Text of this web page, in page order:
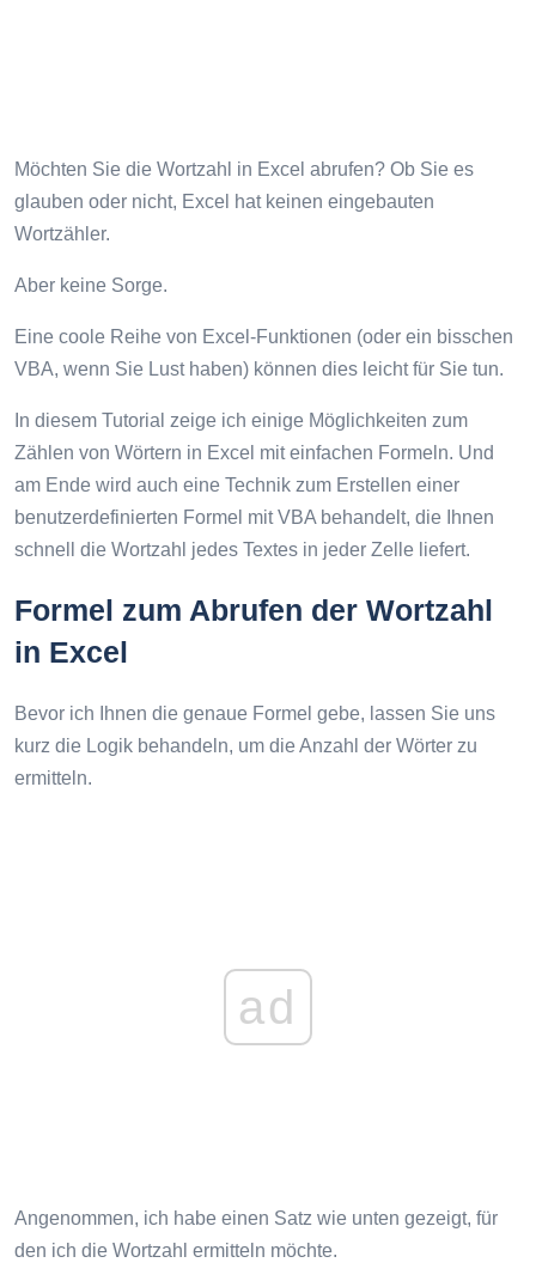
Möchten Sie die Wortzahl in Excel abrufen? Ob Sie es
glauben oder nicht, Excel hat keinen eingebauten
Wortzähler.
Aber keine Sorge.
Eine coole Reihe von Excel-Funktionen (oder ein bisschen
VBA, wenn Sie Lust haben) können dies leicht für Sie tun.
In diesem Tutorial zeige ich einige Möglichkeiten zum
Zählen von Wörtern in Excel mit einfachen Formeln. Und
am Ende wird auch eine Technik zum Erstellen einer
benutzerdefinierten Formel mit VBA behandelt, die Ihnen
schnell die Wortzahl jedes Textes in jeder Zelle liefert.
Formel zum Abrufen der Wortzahl
in Excel
Bevor ich Ihnen die genaue Formel gebe, lassen Sie uns
kurz die Logik behandeln, um die Anzahl der Wörter zu
ermitteln.
ad
Angenommen, ich habe einen Satz wie unten gezeigt, für
den ich die Wortzahl ermitteln möchte.